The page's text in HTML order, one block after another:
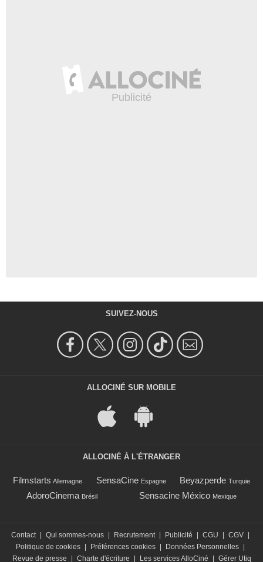
SUIVEZ-NOUS
ALLOCINÉ SUR MOBILE
ALLOCINÉ À L'ÉTRANGER
Filmstarts Allemagne SensaCine Espagne Beyazperde Turquie
AdoroCinema Brésil Sensacine México Mexique
Contact Qui sommes-nous Recrutement Publicité CGU CGV
Politique de cookies
Préférences cookies Données Personnelles
Revue de presse
Charte d'écriture Les services AlloCiné Gérer Utiq